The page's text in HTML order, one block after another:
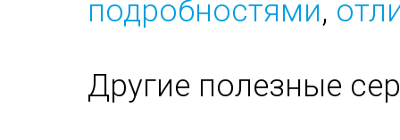
подробностями,
Другие полезные